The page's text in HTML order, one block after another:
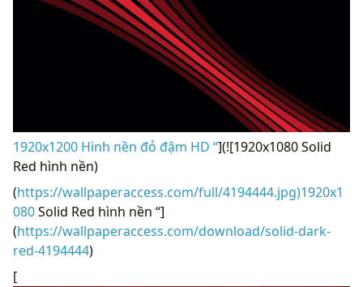
1920x1200 Hình nền đỏ đậm HD “](![1920x1080 Solid
Red hình nền)
(https://wallpaperaccess.com/full/4194444.jpg)1920x1
080Solid Red hình nền “]
(https://wallpaperaccess.com/download/solid-dark-
red-4194444)
[